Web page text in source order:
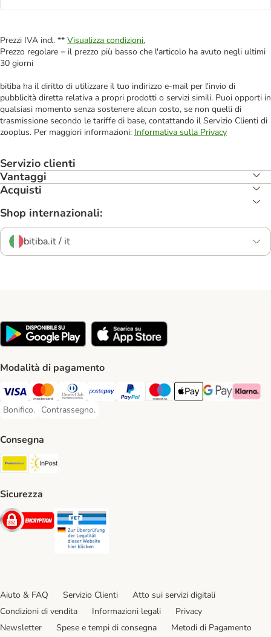
Prezzi IVA incl. ** Visualizza condizioni.
Prezzo regolare = il prezzo più basso che l'articolo ha avuto negli ultimi
30 giorni
bitiba ha il diritto di utilizzare il tuo indirizzo e-mail per l'invio di
pubblicità diretta relativa a propri prodotti o servizi simili. Puoi opporti in
qualsiasi momento senza sostenere alcun costo, se non quelli di
trasmissione secondo le tariffe di base, contattando il Servizio Clienti di
zooplus. Per maggiori informazioni: Informativa sulla Privacy
Servizio clienti
Vantaggi
Acquisti
Shop internazionali:
bitiba.it / it
Modalità di pagamento
Visa. Payment Method
Mastercard. Payment Method
Diners Club. Payment Method
Postepay. Payment Method
PayPal. Payment Method
Maestro. Payment Method
Apple pay. Payment
Google Pay
Klarna
Bonifico.
Bonifico. Payment Method
Contrassegno.
Contrassegno. Payment Method
Consegna
Poste Italiane. Shipping Method
Sicurezza
Security
Aiuto & FAQ Servizio Clienti
Atto sui servizi digitali
Condizioni di vendita
Informazioni legali
Privacy
Newsletter
Spese e tempi di consegna Metodi di Pagamento